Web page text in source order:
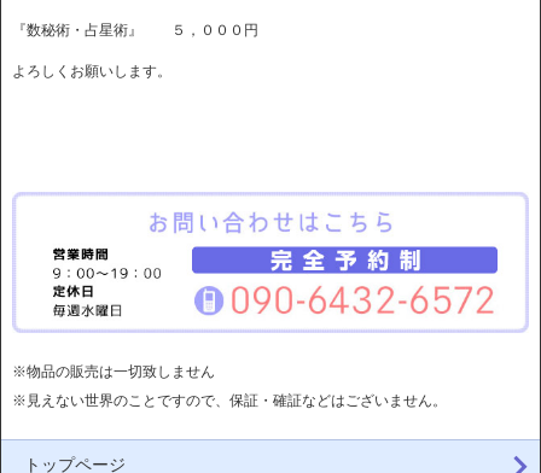
『数秘術・占星術』 ５，０００円
よろしくお願いします。
※物品の販売は一切致しません
※見えない世界のことですので、保証・確証などはございません。
トップページ